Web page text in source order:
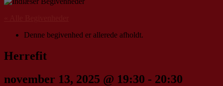
Denne begivenhed er allerede afholdt.
Herrefit
november 13, 2025 @ 19:30 - 20:30